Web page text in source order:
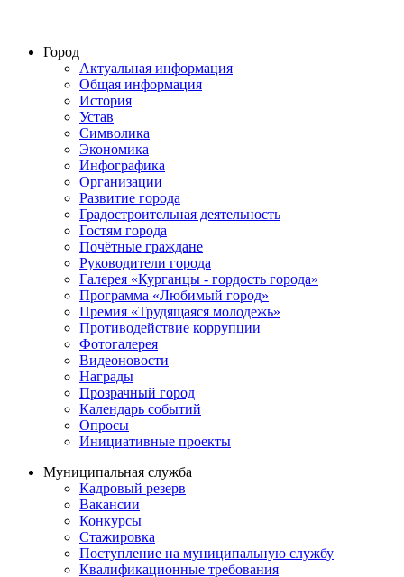
Город
Актуальная информация
Общая информация
История
Устав
Символика
Экономика
Инфографика
Организации
Развитие города
Градостроительная деятельность
Гостям города
Почётные граждане
Руководители города
Галерея «Курганцы - гордость города»
Программа «Любимый город»
Премия «Трудящаяся молодежь»
Противодействие коррупции
Фотогалерея
Видеоновости
Награды
Прозрачный город
Календарь событий
Опросы
Инициативные проекты
Муниципальная служба
Кадровый резерв
Вакансии
Конкурсы
Стажировка
Поступление на муниципальную службу
Квалификационные требования